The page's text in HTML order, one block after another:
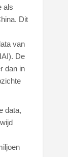
als
Dit
van
De
dan in
data,